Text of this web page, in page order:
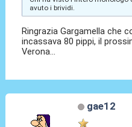
avuto i brividi.
Ringrazia Gargamella che
incassava 80 pippi, il
Verona...
gae12